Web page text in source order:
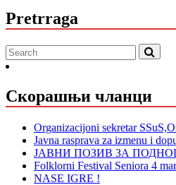
Pretrraga
Скорашњи чланци
Organizacijoni sekretar
Javna rasprava za izmenu i
ЈАВНИ ПОЗИВ ЗА
Folklorni Festival Seniora 4
NASE IGRE !